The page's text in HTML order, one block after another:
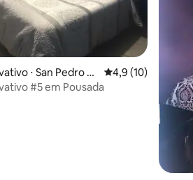
⋅ San Pedro La
4,9 de uma
4,9 (10)
#5 em Pousada